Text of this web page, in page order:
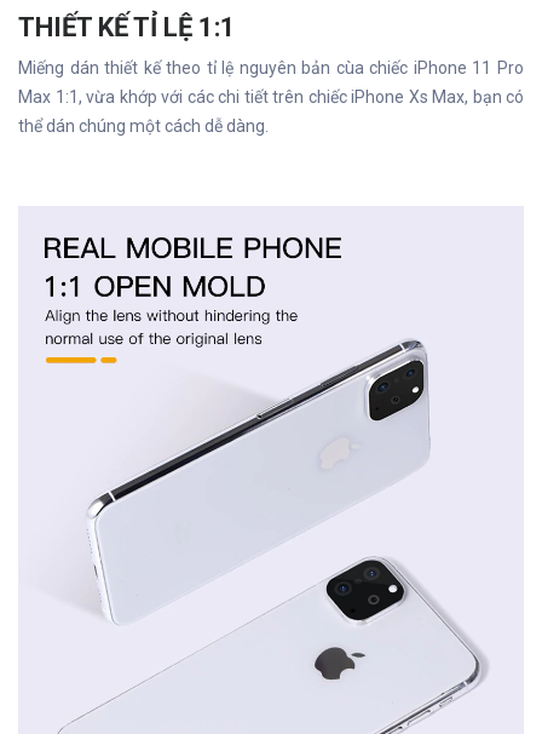
THIẾT KẾ TỈ LỆ 1:1
Miếng dán thiết kế theo tỉ lệ nguyên bản cùa chiếc iPhone 11 Pro
Max 1:1, vừa khớp với các chi tiết trên chiếc iPhone Xs Max, bạn có
thể dán chúng một cách dễ dàng.